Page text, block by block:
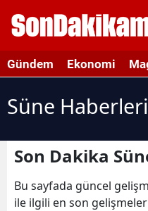
Gündem Ekonomi
Süne Haberleri
Son Dakika
Bu sayfada güncel
ile ilgili en son